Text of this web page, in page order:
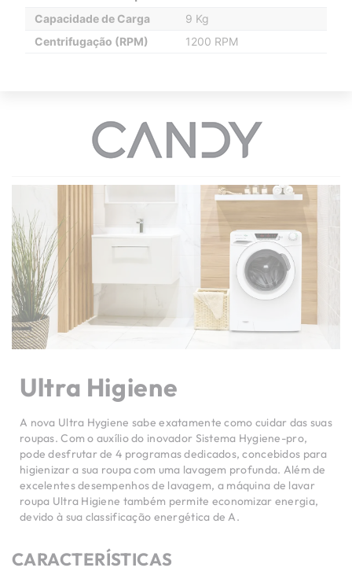
Capacidade de Carga
9 Kg
Centrifugação (RPM)
1200 RPM
Ultra Higiene
A nova Ultra Hygiene sabe exatamente como cuidar das suas
roupas. Com o auxílio do inovador Sistema Hygiene-pro,
pode desfrutar de 4 programas dedicados, concebidos para
higienizar a sua roupa com uma lavagem profunda. Além de
excelentes desempenhos de lavagem, a máquina de lavar
roupa Ultra Higiene também permite economizar energia,
devido à sua classificação energética de A.
CARACTERÍSTICAS